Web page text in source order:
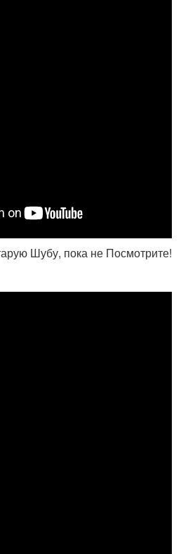
Шубу, пока не Посмотрите!